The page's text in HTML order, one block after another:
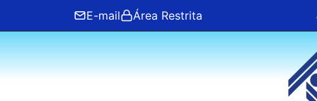
content
E-mail Área Restrita